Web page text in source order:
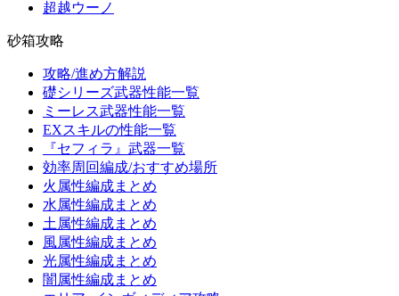
超越ウーノ
砂箱攻略
攻略/進め方解説
礎シリーズ武器性能一覧
ミーレス武器性能一覧
EXスキルの性能一覧
『セフィラ』武器一覧
効率周回編成/おすすめ場所
火属性編成まとめ
水属性編成まとめ
土属性編成まとめ
風属性編成まとめ
光属性編成まとめ
闇属性編成まとめ